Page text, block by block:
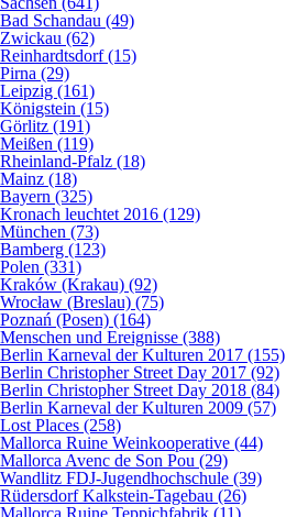
Bad Schandau (49)
Zwickau (62)
Reinhardtsdorf (15)
Pirna (29)
Leipzig (161)
Königstein (15)
Görlitz (191)
Meißen (119)
Rheinland-Pfalz (18)
Mainz (18)
Bayern (325)
Kronach leuchtet 2016 (129)
München (73)
Bamberg (123)
Polen (331)
Kraków (Krakau) (92)
Wrocław (Breslau) (75)
Poznań (Posen) (164)
Menschen und Ereignisse (388)
Berlin Karneval der Kulturen 2017 (155)
Berlin Christopher Street Day 2017 (92)
Berlin Christopher Street Day 2018 (84)
Berlin Karneval der Kulturen 2009 (57)
Lost Places (258)
Mallorca Ruine Weinkooperative (44)
Mallorca Avenc de Son Pou (29)
Wandlitz FDJ-Jugendhochschule (39)
Rüdersdorf Kalkstein-Tagebau (26)
Mallorca Ruine Teppichfabrik (11)